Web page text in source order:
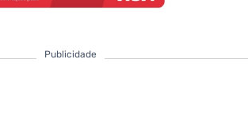
Publicidade